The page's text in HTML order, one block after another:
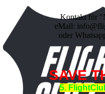
Kontakt für
eMail:
oder
SAVE
5.